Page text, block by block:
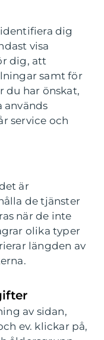
dig
visa
dig, att
samt för
du har önskat,
används
service och
är
de tjänster
när de inte
olika typer
längden av
av sidan,
ev. klickar på,